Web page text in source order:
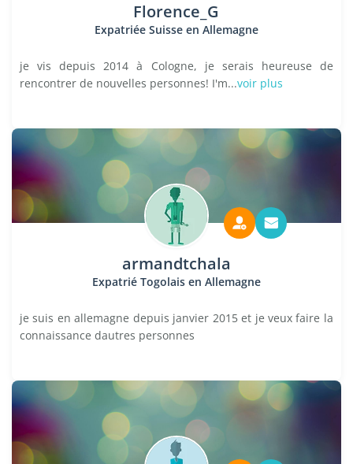
Florence_G
Expatriée Suisse en Allemagne
je vis depuis 2014 à Cologne, je serais heureuse de
rencontrer de nouvelles personnes! I'm...voir plus
armandtchala
Expatrié Togolais en Allemagne
je suis en allemagne depuis janvier 2015 et je veux faire la
connaissance dautres personnes